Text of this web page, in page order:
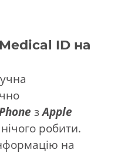
ID на
зApple
робити.
на